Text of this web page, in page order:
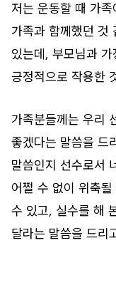
저는 운동할 때 가
가족과 함께했던 것
있는데, 부모님과
긍정적으로 작용한
가족분들께는 우리
좋겠다는 말씀을 드
말씀인지 선수로서
어쩔 수 없이 위축
수 있고, 실수를 해
달라는 말씀을 드리